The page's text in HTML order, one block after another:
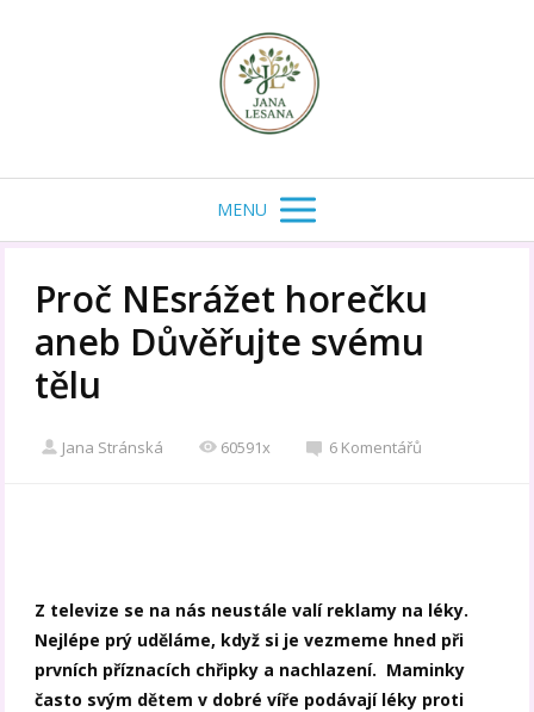
MENU
Proč NEsrážet horečku
aneb Důvěřujte svému
tělu
Jana Stránská 60591x 6 Komentářů
Z televize se na nás neustále valí reklamy na léky.
Nejlépe prý uděláme, když si je vezmeme hned při
prvních příznacích chřipky a nachlazení. Maminky
často svým dětem v dobré víře podávají léky proti